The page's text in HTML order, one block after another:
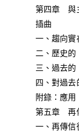
第四章 與
插曲
一、趨向實
二、歷史的
三、過去的
四、對過去
附錄：應用
第五章 再
一、再傳信